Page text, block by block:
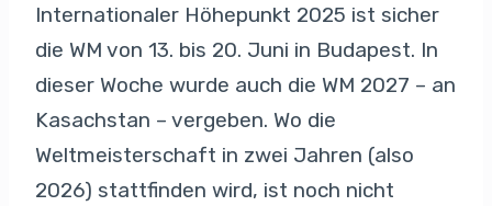
Internationaler Höhepunkt 2025 ist sicher
die WM von 13. bis 20. Juni in Budapest. In
dieser Woche wurde auch die WM 2027 – an
Kasachstan – vergeben. Wo die
Weltmeisterschaft in zwei Jahren (also
2026) stattfinden wird, ist noch nicht